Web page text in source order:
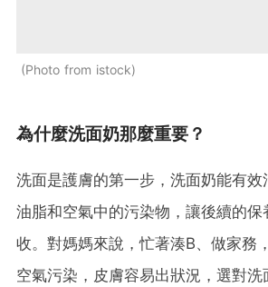
Photo from istock
為什麼洗面奶那麼重要？
洗面是護膚的第一步，洗面奶能有效
油脂和空氣中的污染物，讓後續的保
收。對媽媽來說，忙著湊B、做家務
空氣污染，皮膚容易出狀況，選對